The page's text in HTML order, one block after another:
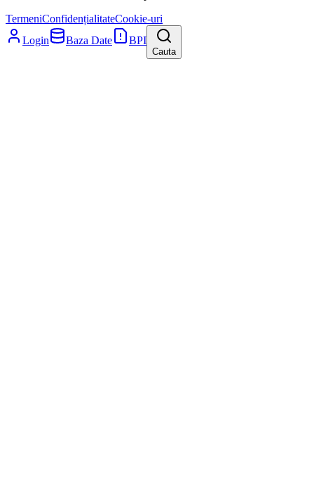
TermeniConfidențialitateCookie-uri
Login
Baza Date BPI
Cauta